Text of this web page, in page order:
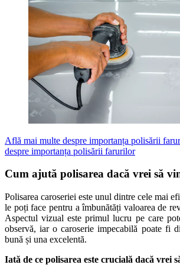
Află mai multe despre importanța polisării
despre importanța polisării farurilor
Cum ajută polisarea dacă vrei să
Polisarea caroseriei este unul dintre cele mai
le poți face pentru a îmbunătăți valoarea de
Aspectul vizual este primul lucru pe care
observă, iar o caroserie impecabilă poate fi
bună și una excelentă.
Iată de ce polisarea este crucială dacă vrei